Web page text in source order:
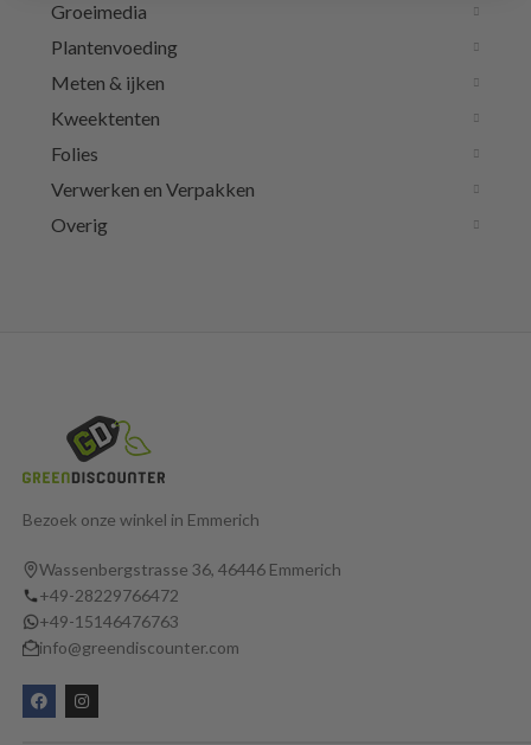
Groeimedia
Plantenvoeding
Meten & ijken
Kweektenten
Folies
Verwerken en Verpakken
Overig
Bezoek onze winkel in Emmerich
Wassenbergstrasse 36, 46446 Emmerich
+49-28229766472
+49-15146476763
info@greendiscounter.com